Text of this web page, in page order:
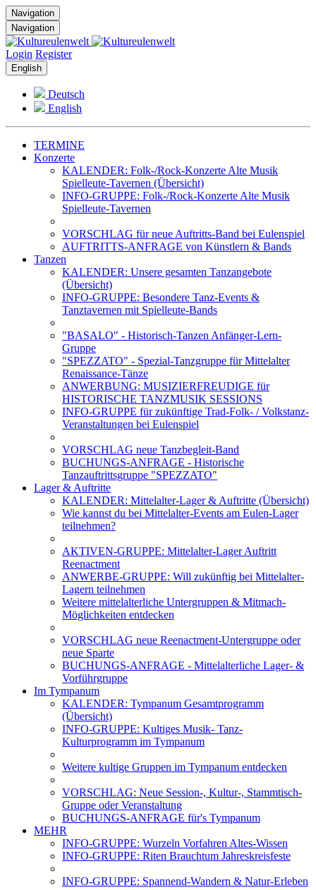
Navigation
Navigation
Login Register
English
Deutsch
English
TERMINE
Konzerte
KALENDER: Folk-/Rock-Konzerte Alte Musik
Spielleute-Tavernen (Übersicht)
INFO-GRUPPE: Folk-/Rock-Konzerte Alte Musik
Spielleute-Tavernen
VORSCHLAG für neue Auftritts-Band bei Eulenspiel
AUFTRITTS-ANFRAGE von Künstlern & Bands
Tanzen
KALENDER: Unsere gesamten Tanzangebote
(Übersicht)
INFO-GRUPPE: Besondere Tanz-Events &
Tanztavernen mit Spielleute-Bands
"BASALO" - Historisch-Tanzen Anfänger-Lern-
Gruppe
"SPEZZATO" - Spezial-Tanzgruppe für Mittelalter
Renaissance-Tänze
ANWERBUNG: MUSIZIERFREUDIGE für
HISTORISCHE TANZMUSIK SESSIONS
INFO-GRUPPE für zukünftige Trad-Folk- / Volkstanz-
Veranstaltungen bei Eulenspiel
VORSCHLAG neue Tanzbegleit-Band
BUCHUNGS-ANFRAGE - Historische
Tanzauftrittsgruppe "SPEZZATO"
Lager & Auftritte
KALENDER: Mittelalter-Lager & Auftritte (Übersicht)
Wie kannst du bei Mittelalter-Events am Eulen-Lager
teilnehmen?
AKTIVEN-GRUPPE: Mittelalter-Lager Auftritt
Reenactment
ANWERBE-GRUPPE: Will zukünftig bei Mittelalter-
Lagern teilnehmen
Weitere mittelalterliche Untergruppen & Mitmach-
Möglichkeiten entdecken
VORSCHLAG neue Reenactment-Untergruppe oder
neue Sparte
BUCHUNGS-ANFRAGE - Mittelalterliche Lager- &
Vorführgruppe
Im Tympanum
KALENDER: Tympanum Gesamtprogramm
(Übersicht)
INFO-GRUPPE: Kultiges Musik- Tanz-
Kulturprogramm im Tympanum
Weitere kultige Gruppen im Tympanum entdecken
VORSCHLAG: Neue Session-, Kultur-, Stammtisch-
Gruppe oder Veranstaltung
BUCHUNGS-ANFRAGE für's Tympanum
MEHR
INFO-GRUPPE: Wurzeln Vorfahren Altes-Wissen
INFO-GRUPPE: Riten Brauchtum Jahreskreisfeste
INFO-GRUPPE: Spannend-Wandern & Natur-Erleben